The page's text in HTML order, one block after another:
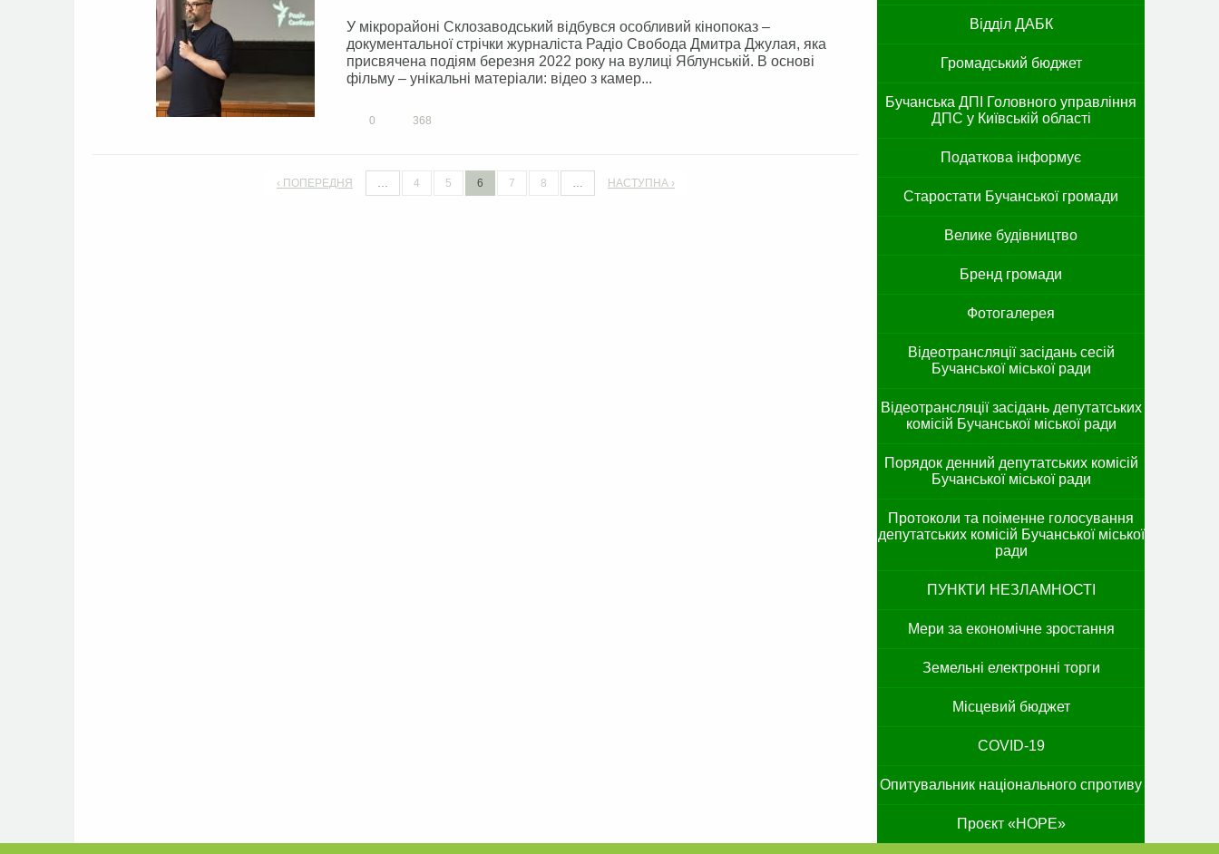
У мікрорайоні Склозаводський відбувся особливий кінопоказ –
документальної стрічки журналіста Радіо Свобода Дмитра Джулая, яка
присвячена подіям березня 2022 року на вулиці Яблунській. В основі
фільму – унікальні матеріали: відео з камер...
0 368
‹ ПОПЕРЕДНЯ … 4 5 6 7 8 … НАСТУПНА ›
Відділ ДАБК
Громадський бюджет
Бучанська ДПІ Головного управління
ДПС у Київській області
Податкова інформує
Старостати Бучанської громади
Велике будівництво
Бренд громади
Фотогалерея
Відеотрансляції засідань сесій
Бучанської міської ради
Відеотрансляції засідань депутатських
комісій Бучанської міської ради
Порядок денний депутатських комісій
Бучанської міської ради
Протоколи та поіменне голосування
депутатських комісій Бучанської міської
ради
ПУНКТИ НЕЗЛАМНОСТІ
Мери за економічне зростання
Земельні електронні торги
Місцевий бюджет
COVID-19
Опитувальник національного спротиву
Проєкт «HOPE»